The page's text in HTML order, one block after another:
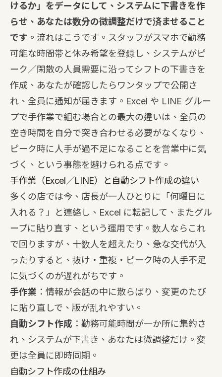
けるか」をデータにして、システムに下書きを作
らせ、あなたは数分の微調整だけで済ませること
です。 流れはこうです。スタッフがスマホで勤務
可能な時間帯と休み希望を登録し、システムがピ
ーク／閑散の人員需要に沿ってシフトの下書きを
作成、あなたが確認したらワンタップで公開さ
れ、全員に通知が届きます。Excel や LINE グルー
プで手作業で組む場合との最大の違いは、全員の
空き時間を自分で突き合わせる必要がなくなり、
ピーク時に人手が過不足になることを営業中に気
づく、という事態を避けられる点です。
手作業（Excel／LINE）と自動シフト作成の違い
多くの店では今、店長が一人ひとりに「何曜日に
入れる？」と連絡し、Excel に転記して、またグル
ープに貼り直す、という運用です。数人ならこれ
で回りますが、十数人を超えたり、急な交代が入
ったりすると、抜け・重複・ピーク時の人手不足
に気づくのが遅れがちです。
手作業 ：情報が会話の中に散らばり、変更のたび
に貼り直しで、版が乱れやすい。
自動シフト作成 ：勤務可能時間が一か所に集約さ
れ、システムが下書き、あなたは微調整だけ。変
更は全員に即時同期。
自動シフト作成の仕組み